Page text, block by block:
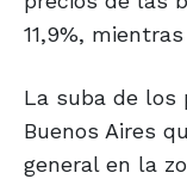
11,9%,
La suba de los
Buenos Aires
general en la